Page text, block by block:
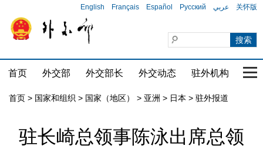
English Français Español Русский عربي 关怀版
首页 外交部 外交部长 外交动态 驻外机构 国
首页 > 国家和组织 > 国家（地区） > 亚洲 > 日本 > 驻外报道
驻长崎总领事陈泳出席总领